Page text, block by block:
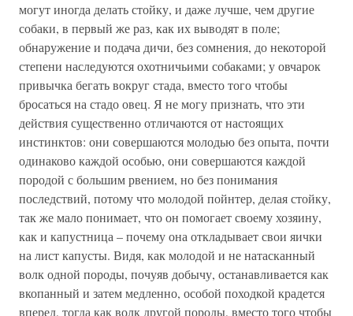
могут иногда делать стойку, и даже лучше, чем другие
собаки, в первый же раз, как их выводят в поле;
обнаружение и подача дичи, без сомнения, до некоторой
степени наследуются охотничьими собаками; у овчарок
привычка бегать вокруг стада, вместо того чтобы
бросаться на стадо овец. Я не могу признать, что эти
действия существенно отличаются от настоящих
инстинктов: они совершаются молодью без опыта, почти
одинаково каждой особью, они совершаются каждой
породой с большим рвением, но без понимания
последствий, потому что молодой пойнтер, делая стойку,
так же мало понимает, что он помогает своему хозяину,
как и капустница – почему она откладывает свои яички
на лист капусты. Видя, как молодой и не натасканный
волк одной породы, почуяв добычу, останавливается как
вкопанный и затем медленно, особой походкой крадется
вперед, тогда как волк другой породы, вместо того чтобы